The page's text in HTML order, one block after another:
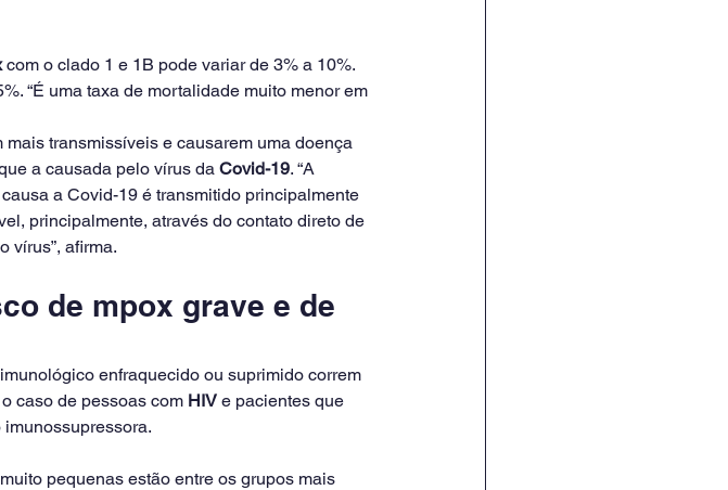
com o clado 1 e 1B pode variar de 3% a 10%.
“É uma taxa de mortalidade muito menor em
transmissíveis e causarem uma doença
a causada pelo vírus da Covid-19. “A
a Covid-19 é transmitido principalmente
principalmente, através do contato direto de
vírus”, afirma.
de mpox grave e de
enfraquecido ou suprimido correm
caso de pessoas com HIV e pacientes que
pequenas estão entre os grupos mais